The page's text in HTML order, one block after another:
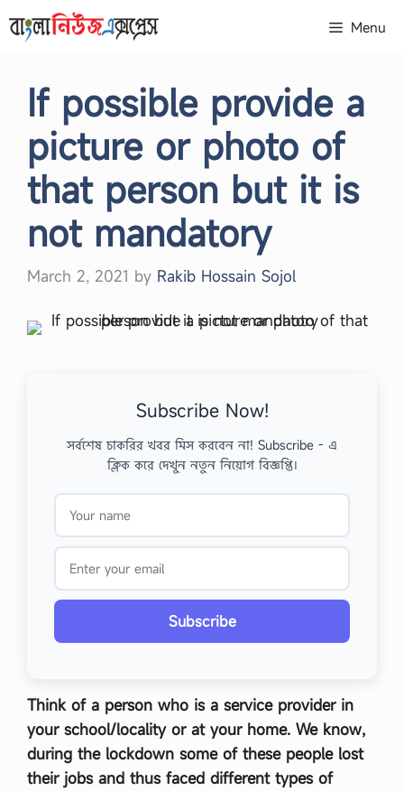
to
Menu
If possible provide a
picture or photo of
that person but it is
not mandatory
March 2, 2021 by Rakib Hossain Sojol
Subscribe Now!
সর্বশেষ চাকরির খবর মিস করবেন না! Subscribe - এ
ক্লিক করে দেখুন নতুন নিয়োগ বিজ্ঞপ্তি।
Subscribe
Think of a person who is a service provider in
your school/locality or at your home. We know,
during the lockdown some of these people lost
their jobs and thus faced different types of